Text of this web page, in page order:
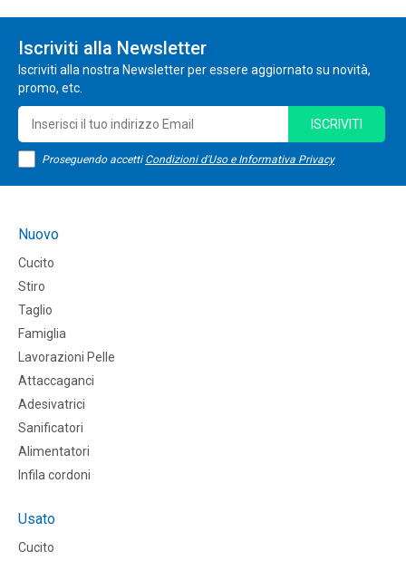
Iscriviti alla Newsletter
Iscriviti alla nostra Newsletter per essere aggiornato su novità,
promo, etc.
Proseguendo accetti Condizioni d'Uso e Informativa Privacy
ISCRIVITI
Nuovo
Cucito
Stiro
Taglio
Famiglia
Lavorazioni Pelle
Attaccaganci
Adesivatrici
Sanificatori
Alimentatori
Infila cordoni
Usato
Cucito